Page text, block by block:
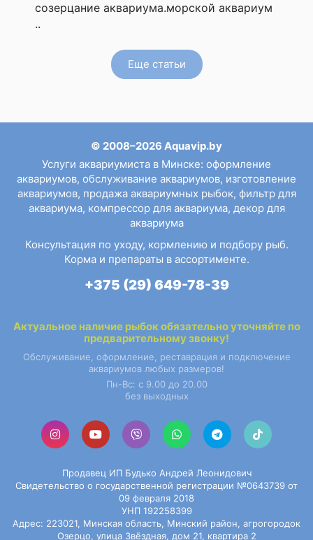
созерцание аквариума.морской аквариум
..
Еще статьи
© 2008–2026 Aquavip.by
Услуги аквариумиста в Минске: оформление
аквариумов, обслуживание аквариумов, изготовление
аквариумов, продажа аквариумных рыбок, фильтр для
аквариума, компрессор для аквариума, декор для
аквариума
Консультация по уходу, кормлению и подбору рыб.
Корма и препараты в ассортименте.
+375 (29) 649-78-39
Актуальное наличие рыбокобязательно уточняйте по
предварительному звонку!
Обслуживание, оформление, реставрация и подключение
аквариумов любых размеров!
Пн-Вс: с 9.00 до 20.00
без выходных
Продавец ИП Будько Андрей Леонидович
Свидетельство о государственной регистрации №0643739 от
09 февраля 2018
УНП 192258399
Адрес: 223021, Минская область, Минский район, агрогородок
Озерцо, улица Звёздная, дом 21, квартира 2